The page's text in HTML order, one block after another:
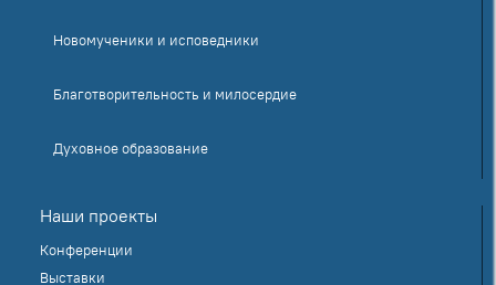
Новомученики и исповедники
Благотворительность и милосердие
Духовное образование
Наши проекты
Конференции
Выставки